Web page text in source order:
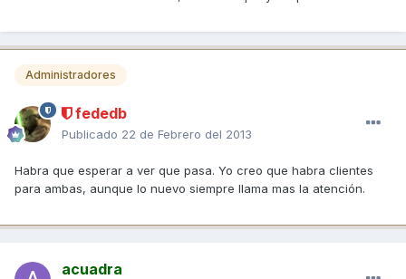
Administradores
fededb
Publicado 22 de Febrero del 2013
Habra que esperar a ver que pasa. Yo creo que habra clientes
para ambas, aunque lo nuevo siempre llama mas la atención.
acuadra